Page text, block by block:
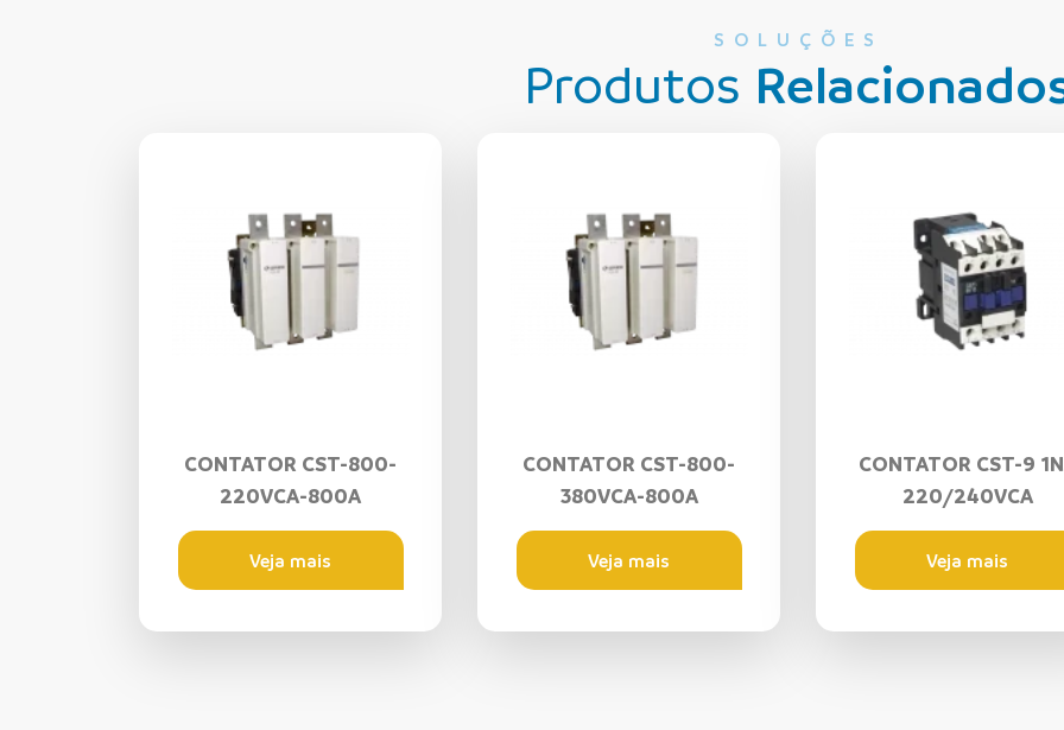
SOLUÇÕES
Produtos
CONTATOR CST-800-
220VCA-800A
Veja mais
CONTATOR CST-800-
380VCA-800A
Veja mais
CONTATOR CST-9
220/240VCA
Veja mais